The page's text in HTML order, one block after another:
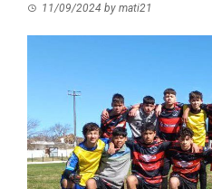
11/09/2024 by mati21